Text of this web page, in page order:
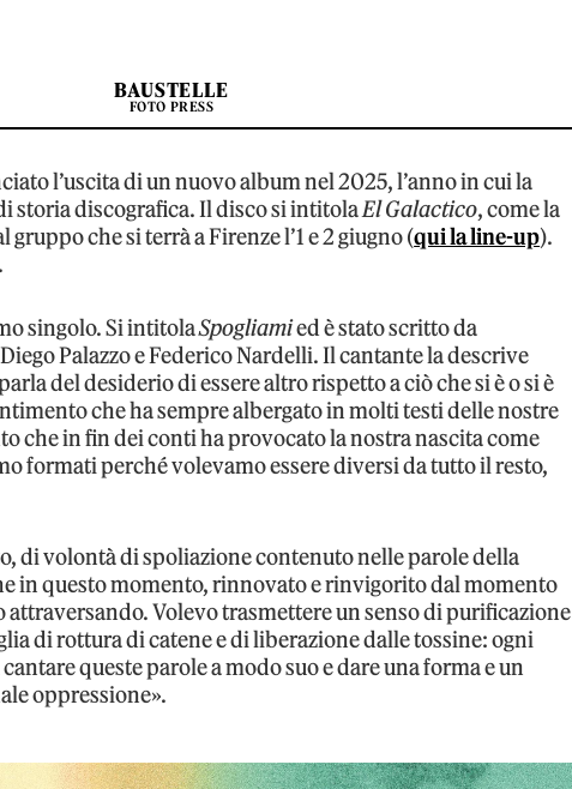
BAUSTELLE
FOTO PRESS
l’uscita di un nuovo album nel 2025, l’anno in cui la
storia discografica. Il disco si intitolaEl Galactico, come la
che si terrà a Firenze l’1 e 2 giugno (qui la line-up).
singolo. Si intitolaSpogliamied è stato scritto da
Palazzo e Federico Nardelli. Il cantante la descrive
del desiderio di essere altro rispetto a ciò che si è o si è
che ha sempre albergato in molti testi delle nostre
che in fin dei conti ha provocato la nostra nascita come
formati perché volevamo essere diversi da tutto il resto,
di volontà di spoliazione contenuto nelle parole della
in questo momento, rinnovato e rinvigorito dal momento
Volevo trasmettere un senso di purificazione
di rottura di catene e di liberazione dalle tossine: ogni
queste parole a modo suo e dare una forma e un
oppressione».